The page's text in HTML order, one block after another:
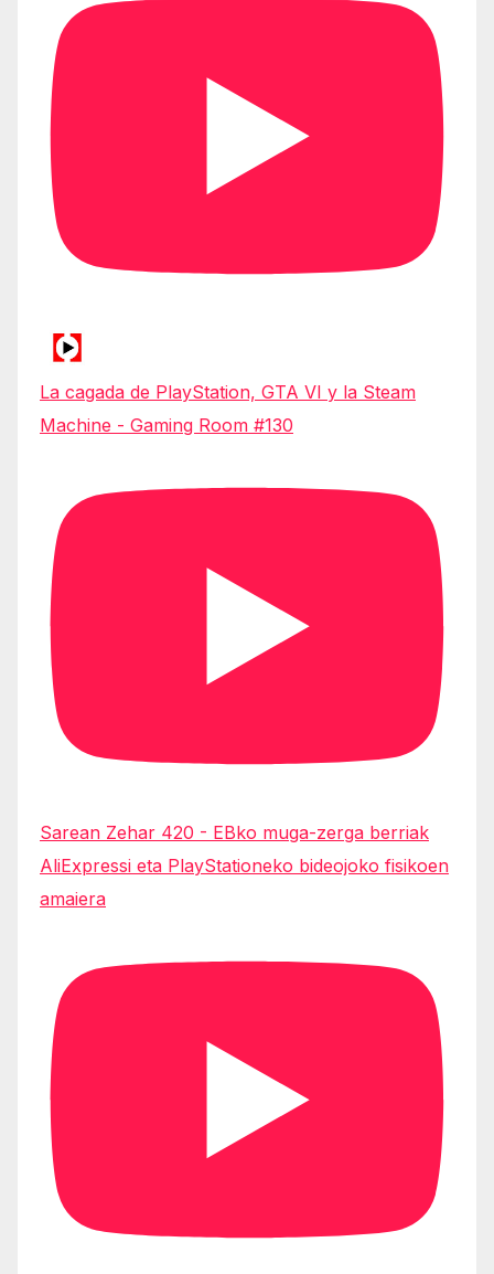
La cagada de PlayStation, GTA VI y la Steam
Machine - Gaming Room #130
Sarean Zehar 420 - EBko muga-zerga berriak
AliExpressi eta PlayStationeko bideojoko fisikoen
amaiera